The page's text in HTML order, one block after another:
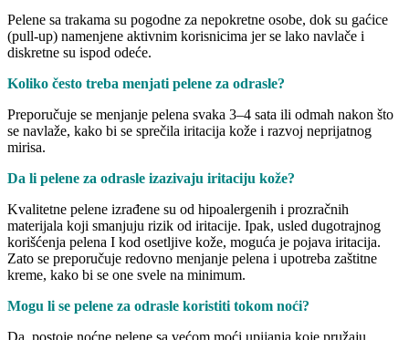
Pelene sa trakama su pogodne za nepokretne osobe, dok su gaćice
(pull-up) namenjene aktivnim korisnicima jer se lako navlače i
diskretne su ispod odeće.
Koliko često treba menjati pelene za odrasle?
Preporučuje se menjanje pelena svaka 3–4 sata ili odmah nakon što
se navlaže, kako bi se sprečila iritacija kože i razvoj neprijatnog
mirisa.
Da li pelene za odrasle izazivaju iritaciju kože?
Kvalitetne pelene izrađene su od hipoalergenih i prozračnih
materijala koji smanjuju rizik od iritacije. Ipak, usled dugotrajnog
korišćenja pelena I kod osetljive kože, moguća je pojava iritacija.
Zato se preporučuje redovno menjanje pelena i upotreba zaštitne
kreme, kako bi se one svele na minimum.
Mogu li se pelene za odrasle koristiti tokom noći?